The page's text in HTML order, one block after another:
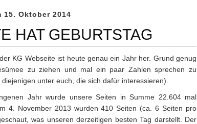
15. Oktober 2014
HAT GEBURTSTAG
KG Webseite ist heute genau ein Jahr her. Grund genug
zu ziehen und mal ein paar Zahlen sprechen zu
unter euch, die sich dafür interessieren).
Jahr wurde unsere Seiten in Summe 22.604 mal
4. November 2013 wurden 410 Seiten (ca. 6 Seiten pro
was unseren derzeitigen besten Tag darstellt. Der